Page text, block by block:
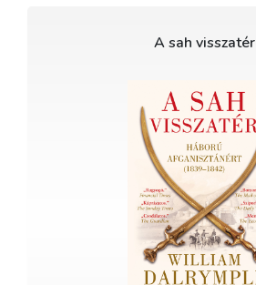
A sah visszatér